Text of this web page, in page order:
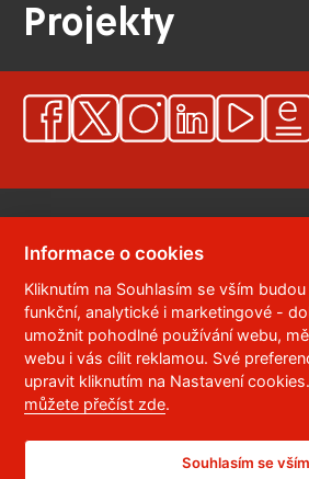
Projekty
© 2023 Univerzita Pardubice
532 10 Pardubice 2
Telefon: 466 036 111, 466 036
Správce webu ,RSS
Prohlášení o přístupnosti
Informace o cookies
Kliknutím na Souhlasím se vším
funkční, analytické i marketingové -
umožnit pohodlné používání webu,
webu i vás cílit reklamou. Své
upravit kliknutím na Nastavení
můžete přečíst zde.
Souhlasím se vším